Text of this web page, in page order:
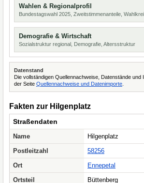
Wahlen & Regionalprofil
Bundestagswahl 2025, Zweitstimmenanteile,
Demografie & Wirtschaft
Sozialstruktur regional, Demografie, Altersstruktur
Datenstand
Die vollständigen Quellennachweise, Datenstände und
der Seite Quellennachweise und Datenimporte
Fakten zur Hilgenplatz
Straßendaten
Name
Hilgenplatz
Postleitzahl
58256
Ort
Ennepetal
Ortsteil
Büttenberg